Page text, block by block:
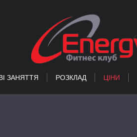
ЗАНЯТТЯ РОЗКЛАД ЦІНИ